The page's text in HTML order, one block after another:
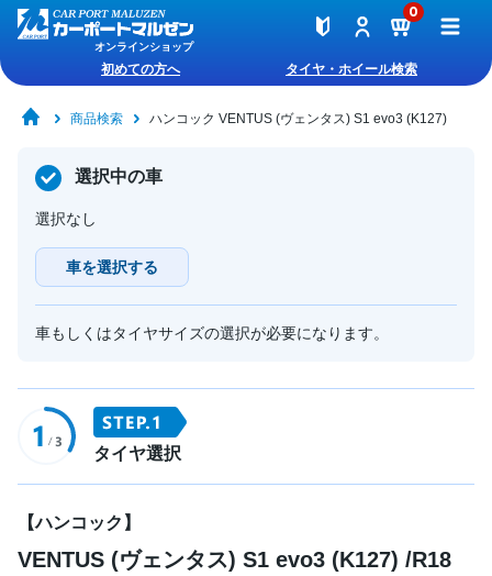
オンラインショップ
0
初めての方へ タイヤ・ホイール検索
商品検索 ハンコック VENTUS (ヴェンタス) S1 evo3 (K127)
選択中の車
選択なし
車を選択する
車もしくはタイヤサイズの選択が必要になります。
タイヤ選択
【ハンコック】
VENTUS (ヴェンタス) S1 evo3 (K127) /R18